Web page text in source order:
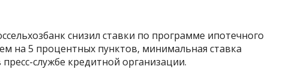
снизил ставки по программе ипотечного
на 5 процентных пунктов, минимальная ставка
службе кредитной организации.